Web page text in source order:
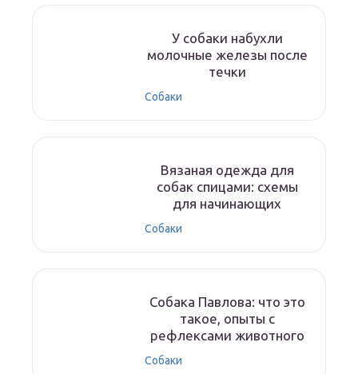
У собаки набухли
молочные железы после
течки
Собаки
Вязаная одежда для
собак спицами: схемы
для начинающих
Собаки
Собака Павлова: что это
такое, опыты с
рефлексами животного
Собаки